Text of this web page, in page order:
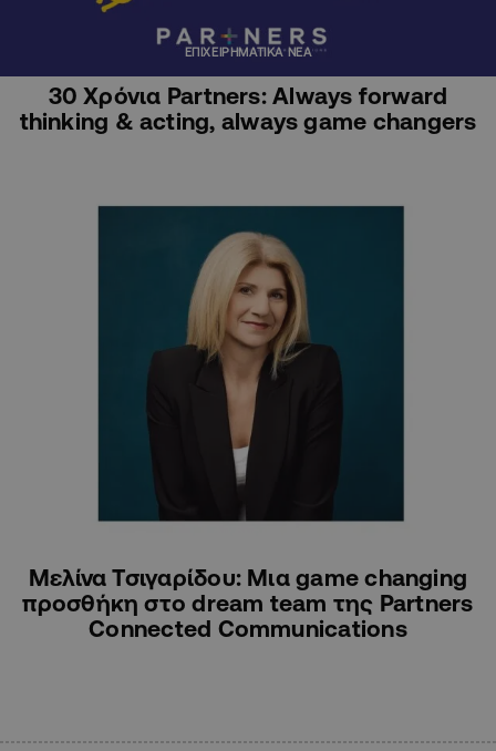
ΕΠΙΧΕΙΡΗΜΑΤΙΚΑ ΝΕΑ
30 Χρόνια Partners: Always forward
thinking & acting, always game changers
Μελίνα Τσιγαρίδου: Μια game changing
προσθήκη στο dream team της Partners
Connected Communications